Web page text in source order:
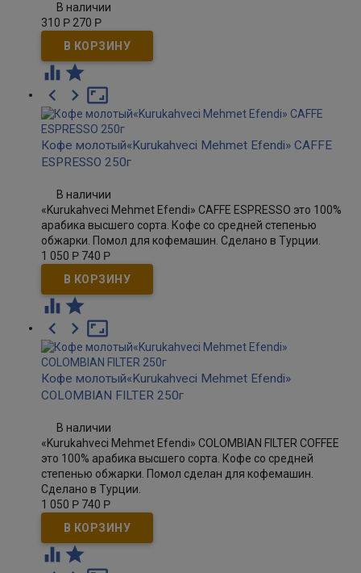
В наличии
310 Р 270 Р
 

 
Кофе молотый«Kurukahveci Mehmet Efendi» CAFFE
ESPRESSO 250г
В наличии
«Kurukahveci Mehmet Efendi» CAFFE ESPRESSO это 100%
арабика высшего сорта. Кофе со средней степенью
обжарки. Помол для кофемашин. Сделано в Турции.
1 050 Р 740 Р
 

 
Кофе молотый«Kurukahveci Mehmet Efendi»
COLOMBIAN FILTER 250г
В наличии
«Kurukahveci Mehmet Efendi» COLOMBIAN FILTER COFFEE
это 100% арабика высшего сорта. Кофе со средней
степенью обжарки. Помол сделан для кофемашин.
Сделано в Турции.
1 050 Р 740 Р
 